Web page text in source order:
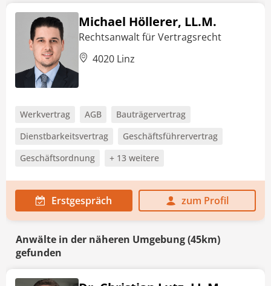
Michael Höllerer, LL.M.
Rechtsanwalt für Vertragsrecht
4020 Linz
Werkvertrag AGB
Bauträgervertrag
Dienstbarkeitsvertrag
Geschäftsführervertrag
Geschäftsordnung
+ 13 weitere
Erstgespräch zum Profil
Anwälte in der näheren Umgebung (45km)
gefunden